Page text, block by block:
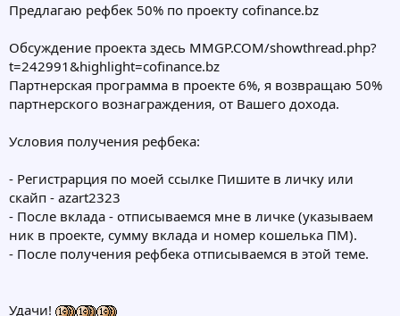
Предлагаю рефбек 50% по проекту cofinance.bz
Обсуждение проекта здесь MMGP.COM/showthread.php?
t=242991&highlight=cofinance.bz
Партнерская программа в проекте 6%, я возвращаю 50%
партнерского вознаграждения, от Вашего дохода.
Условия получения рефбека:
- Регистрарция по моей ссылке Пишите в личку или
скайп - azart2323
- После вклада - отписываемся мне в личке (указываем
ник в проекте, сумму вклада и номер кошелька ПМ).
- После получения рефбека отписываемся в этой теме.
Удачи!